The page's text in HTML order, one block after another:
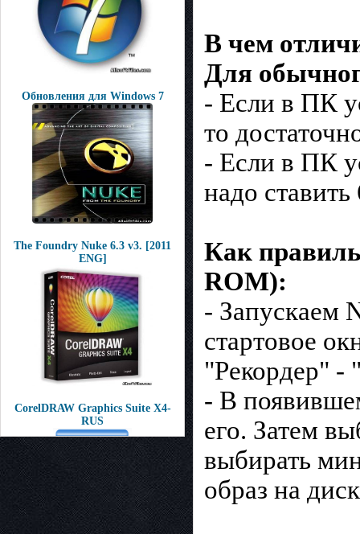
Обновления для Windows 7
The Foundry Nuke 6.3 v3. [2011
ENG]
CorelDRAW Graphics Suite X4-
RUS
В чем
Для
- Если в ПК
то
- Если в ПК
надо
Как
ROM):
- Запускаем
стартовое
"Рекордер" -
- В
его. Затем
выбирать
образ на